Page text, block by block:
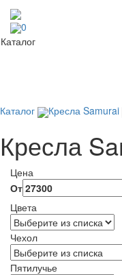
0
Каталог
Каталог Кресла Samurai
Кресла
Цена
От
Цвета
Чехол
Пятилучье